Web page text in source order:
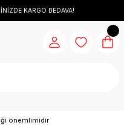
KARGO BEDAVA!
önemlimidir